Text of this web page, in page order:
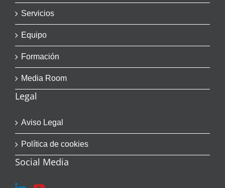
Servicios
Equipo
Formación
Media Room
Legal
Aviso Legal
Política de cookies
Social Media